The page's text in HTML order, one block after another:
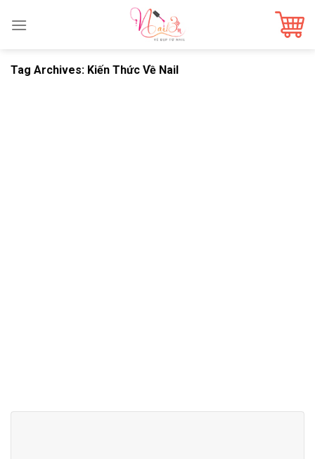
Tag Archives: Kiến Thức Về Nail